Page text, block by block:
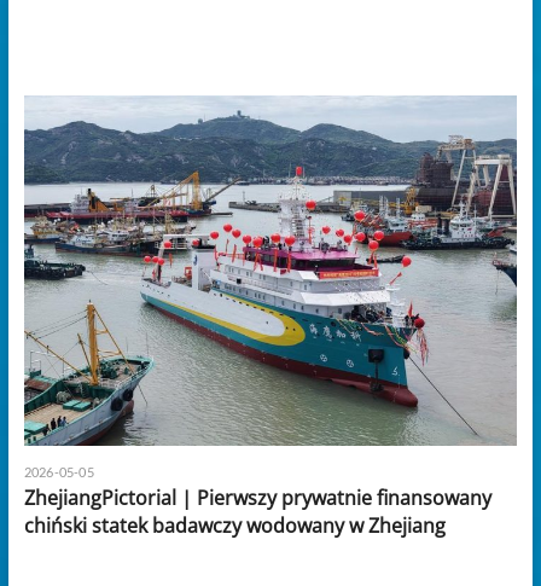
2026-05-05
ZhejiangPictorial | Pierwszy prywatnie finansowany
chiński statek badawczy wodowany w Zhejiang